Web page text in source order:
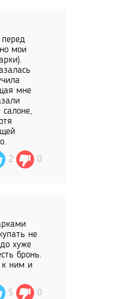
перед
мои
мне
2 0
не
хуже
бронь.
к ним и
5 0